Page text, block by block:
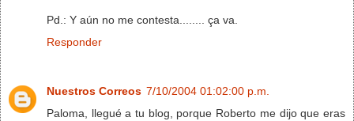
Pd.: Y aún no me contesta........ ça va.
Responder
Nuestros Correos 7/10/2004 01:02:00 p.m.
Paloma, llegué a tu blog, porque Roberto me dijo que eras